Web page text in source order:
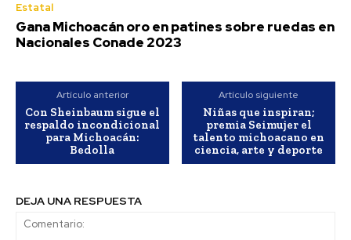
Estatal
Gana Michoacán oro en patines sobre ruedas en
Nacionales Conade 2023
Artículo anterior
Con Sheinbaum sigue el
respaldo incondicional
para Michoacán:
Bedolla
Artículo siguiente
Niñas que inspiran;
premia Seimujer el
talento michoacano en
ciencia, arte y deporte
DEJA UNA RESPUESTA